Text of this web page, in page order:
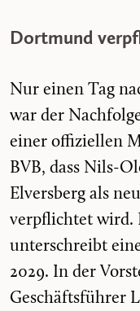
Dortmund
Nur einen Tag
war der
einer offiziellen
BVB, dass Nils-
Elversberg als
verpflichtet wird.
unterschreibt
2029. In der
Geschäftsführer